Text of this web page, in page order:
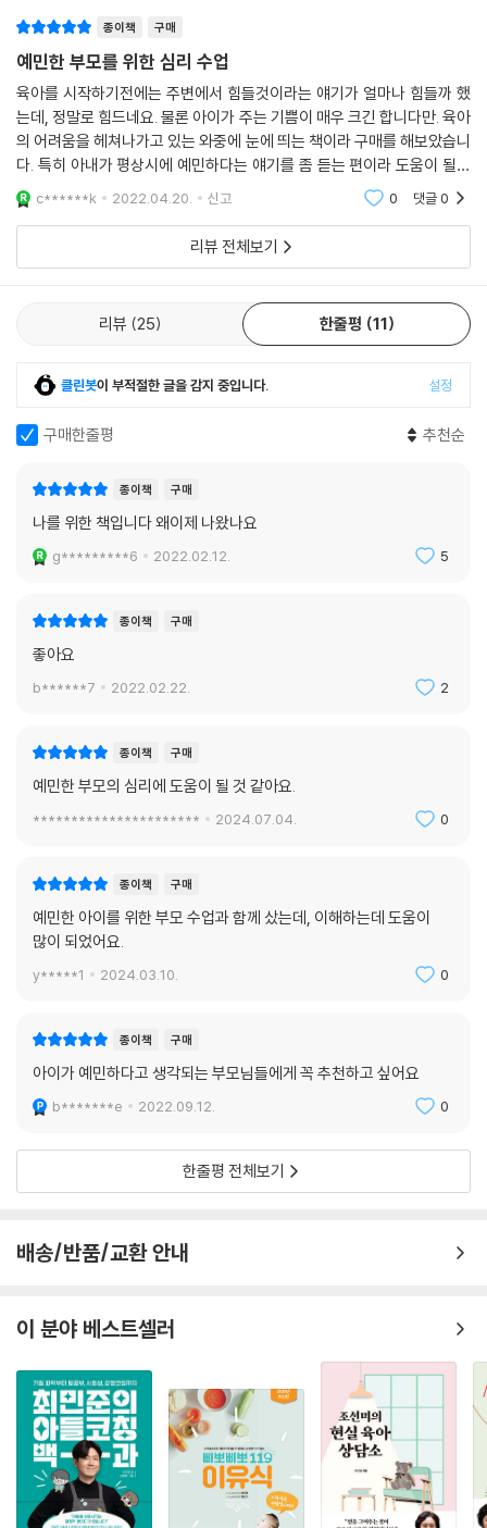
예민한 면이 있다는 것을 생각하면 결국 모든 부모에겐 훌륭한 부모가 될
자질이 있는 것과 같다. 가끔은 눈물이 날 만큼 힘들고, 지치더라도 자신을
조금만 더 믿어준다면 험난한 육아의 세계에서 반드시 길을 찾아낼 수 있
다. 그리고 이 책이 그 길을 찾아낼 수 있도록 안내해줄 것이다.
-
일레인 아론이 인간의 본성을 심도 있게 파헤친 이 책은 누구나 꼭 읽어봐
야 할 필독서이다. 그는 민감성을 핸디캡이 아니라 축복으로 만드는 새로
- 필립 G. 짐바르도 (스탠포드대학 명예 교수)
출간 기념 사인회에서 사람들은 일레인 아론에게 이렇게 말했다. 이 책이
- [샌프란시스코 크로니클]
아론의 책은 무책임한 주장이나 두터운 자기계발서가 아니라 지금까지 거
- [포틀랜드 오레고니언]
이 책은 민감한 사람뿐 아니라 민감한 사람을 이해하려는 이들에게 소중한
자산이다.
종이책 구매
예민한 부모를 위한 심리 수업
육아를 시작하기전에는 주변에서 힘들것이라는 얘기가 얼마나 힘들까 했
는데, 정말로 힘드네요. 물론 아이가 주는 기쁨이 매우 크긴 합니다만. 육아
의 어려움을 헤쳐나가고 있는 와중에 눈에 띄는 책이라 구매를 해보았습니
다. 특히 아내가 평상시에 예민하다는 얘기를 좀 듣는 편이라 도움이 될까
싶어서요. 선물 겸 보여주었는데, 본인이 처한 상황하고 많이 닮아있다고
c******k 2022.04.20. 신고 0 댓글0
리뷰 전체보기
리뷰 25 한줄평 11
클린봇이 부적절한 글을 감지 중입니다. 설정
구매한줄평 추천순
종이책 구매
나를 위한 책입니다 왜이제 나왔나요
g*********6 2022.02.12. 5
종이책 구매
좋아요
b******7 2022.02.22. 2
종이책 구매
예민한 부모의 심리에 도움이 될 것 같아요.
********************** 2024.07.04. 0
종이책 구매
예민한 아이를 위한 부모 수업과 함께 샀는데, 이해하는데 도움이
많이 되었어요.
y*****1 2024.03.10. 0
종이책 구매
아이가 예민하다고 생각되는 부모님들에게 꼭 추천하고 싶어요
b*******e 2022.09.12. 0
한줄평 전체보기
배송/반품/교환 안내
이 분야 베스트셀러